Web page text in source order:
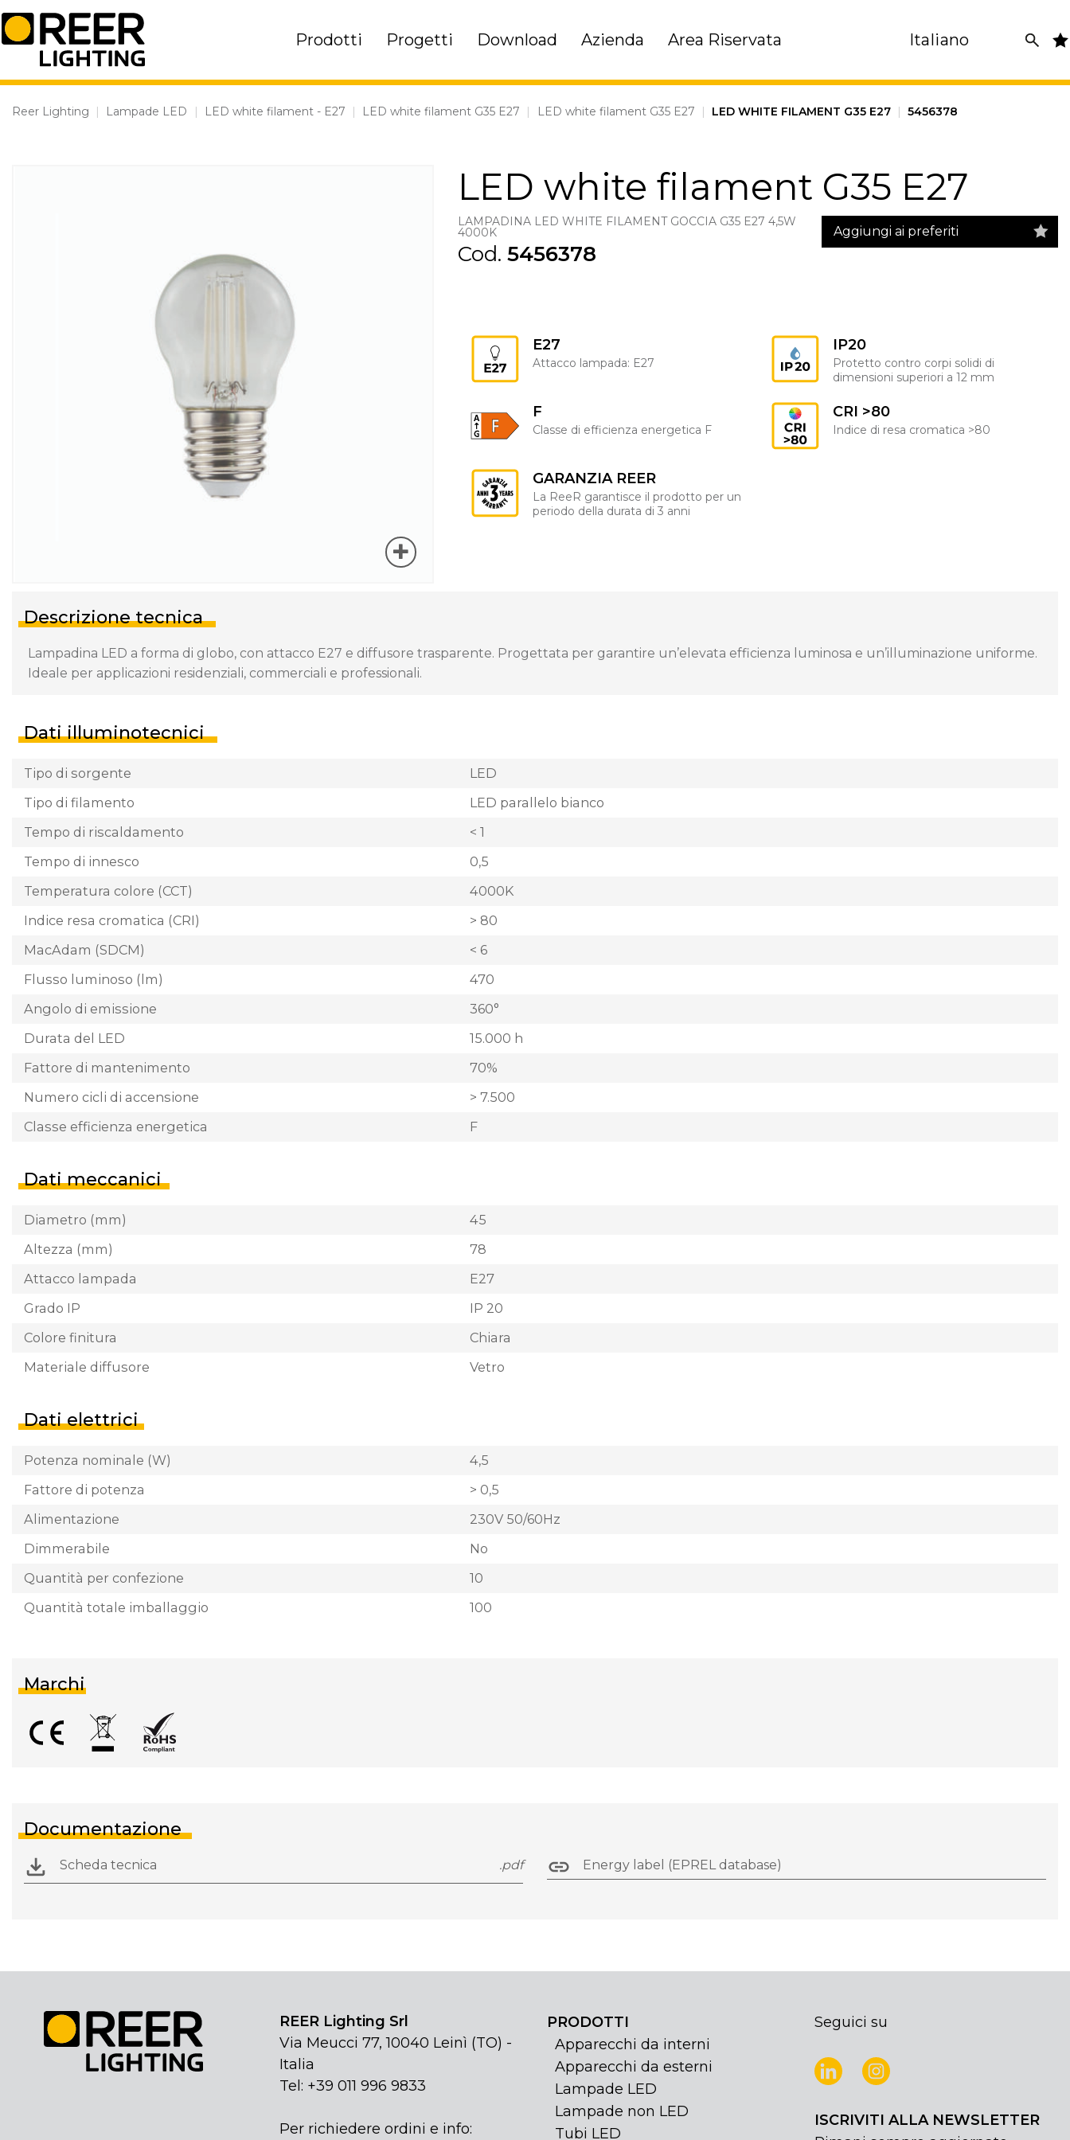
Skip
to
content
Prodotti Progetti Download Azienda Area Riservata Italiano
Reer Lighting | Lampade LED | LED white filament - E27 | LED white filament G35 E27 | LED white filament G35 E27 | LED WHITE FILAMENT G35 E27 | 5456378
LED white filament G35 E27
LAMPADINA LED WHITE FILAMENT GOCCIA G35 E27 4,5W
4000K
Cod. 5456378
Aggiungi ai preferiti
E27
Attacco lampada: E27
IP20
Protetto contro corpi solidi di
dimensioni superiori a 12 mm
F
Classe di efficienza energetica F
CRI >80
Indice di resa cromatica >80
GARANZIA REER
La ReeR garantisce il prodotto per un
periodo della durata di 3 anni
Descrizione tecnica
Lampadina LED a forma di globo, con attacco E27 e diffusore trasparente. Progettata per garantire un’elevata efficienza luminosa e un’illuminazione uniforme.
Ideale per applicazioni residenziali, commerciali e professionali.
Dati illuminotecnici
Tipo di sorgente
LED
Tipo di filamento
LED parallelo bianco
Tempo di riscaldamento
< 1
Tempo di innesco
0,5
Temperatura colore (CCT)
4000K
Indice resa cromatica (CRI)
> 80
MacAdam (SDCM)
< 6
Flusso luminoso (lm)
470
Angolo di emissione
360°
Durata del LED
15.000 h
Fattore di mantenimento
70%
Numero cicli di accensione
> 7.500
Classe efficienza energetica
F
Dati meccanici
Diametro (mm)
45
Altezza (mm)
78
Attacco lampada
E27
Grado IP
IP 20
Colore finitura
Chiara
Materiale diffusore
Vetro
Dati elettrici
Potenza nominale (W)
4,5
Fattore di potenza
> 0,5
Alimentazione
230V 50/60Hz
Dimmerabile
No
Quantità per confezione
10
Quantità totale imballaggio
100
Marchi
Documentazione
Scheda tecnica .pdf Energy label (EPREL database)
REER Lighting Srl
Via Meucci 77, 10040 Leinì (TO) -
Italia
Tel: +39 011 996 9833
Per richiedere ordini e info:
PRODOTTI
Apparecchi da interni
Apparecchi da esterni
Lampade LED
Lampade non LED
Tubi LED
Seguici su
ISCRIVITI ALLA NEWSLETTER